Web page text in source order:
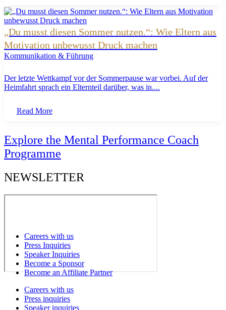
„Du musst diesen Sommer nutzen.“: Wie Eltern aus
Motivation unbewusst Druck machen
Kommunikation & Führung
Der letzte Wettkampf vor der Sommerpause war vorbei. Auf der
Heimfahrt sprach ein Elternteil darüber, was in....
Read More
Explore the Mental Performance Coach
Programme
NEWSLETTER
Careers with us
Press Inquiries
Speaker Inquiries
Become a Sponsor
Become an Affiliate Partner
Careers with us
Press inquiries
Speaker inquiries